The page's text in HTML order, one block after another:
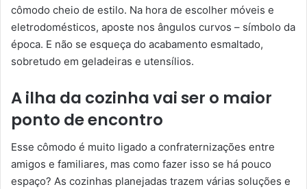
cômodo cheio de estilo. Na hora de escolher móveis e
eletrodomésticos, aposte nos ângulos curvos – símbolo da
época. E não se esqueça do acabamento esmaltado,
sobretudo em geladeiras e utensílios.
A ilha da cozinha vai ser o maior
ponto de encontro
Esse cômodo é muito ligado a confraternizações entre
amigos e familiares, mas como fazer isso se há pouco
espaço? As cozinhas planejadas trazem várias soluções e